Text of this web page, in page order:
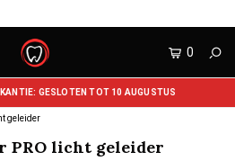
0
GESLOTEN TOT 10 AUGUSTUS
geleider
PRO licht geleider